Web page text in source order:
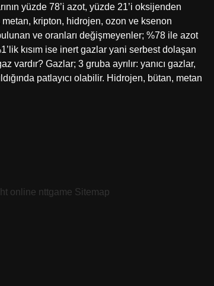
yüzde 78’i azot, yüzde 21’i oksijenden
kripton, hidrojen, ozon ve ksenon
ve oranları değişmeyenler; %78 ile azot
kısım ise inert gazlar yani serbest dolaşan
Gazlar; 3 gruba ayrılır: yanıcı gazlar,
patlayıcı olabilir. Hidrojen, bütan, metan
online nttgame Sitemap